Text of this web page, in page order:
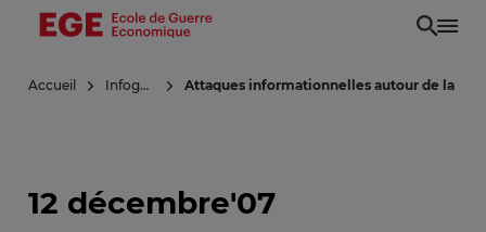
Aller
principal
Accueil Infoguerre Attaques informationnelles autour de la
12 décembre'07